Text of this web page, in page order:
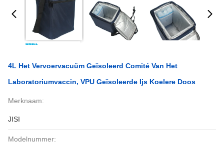
4L Het Vervoervacuüm Geïsoleerd Comité Van Het
Laboratoriumvaccin, VPU Geïsoleerde Ijs Koelere Doos
Merknaam:
JISI
Modelnummer: